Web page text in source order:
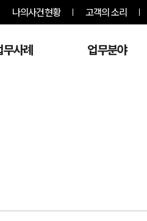
나의사건현황 고객의 소리
무사례 업무분야